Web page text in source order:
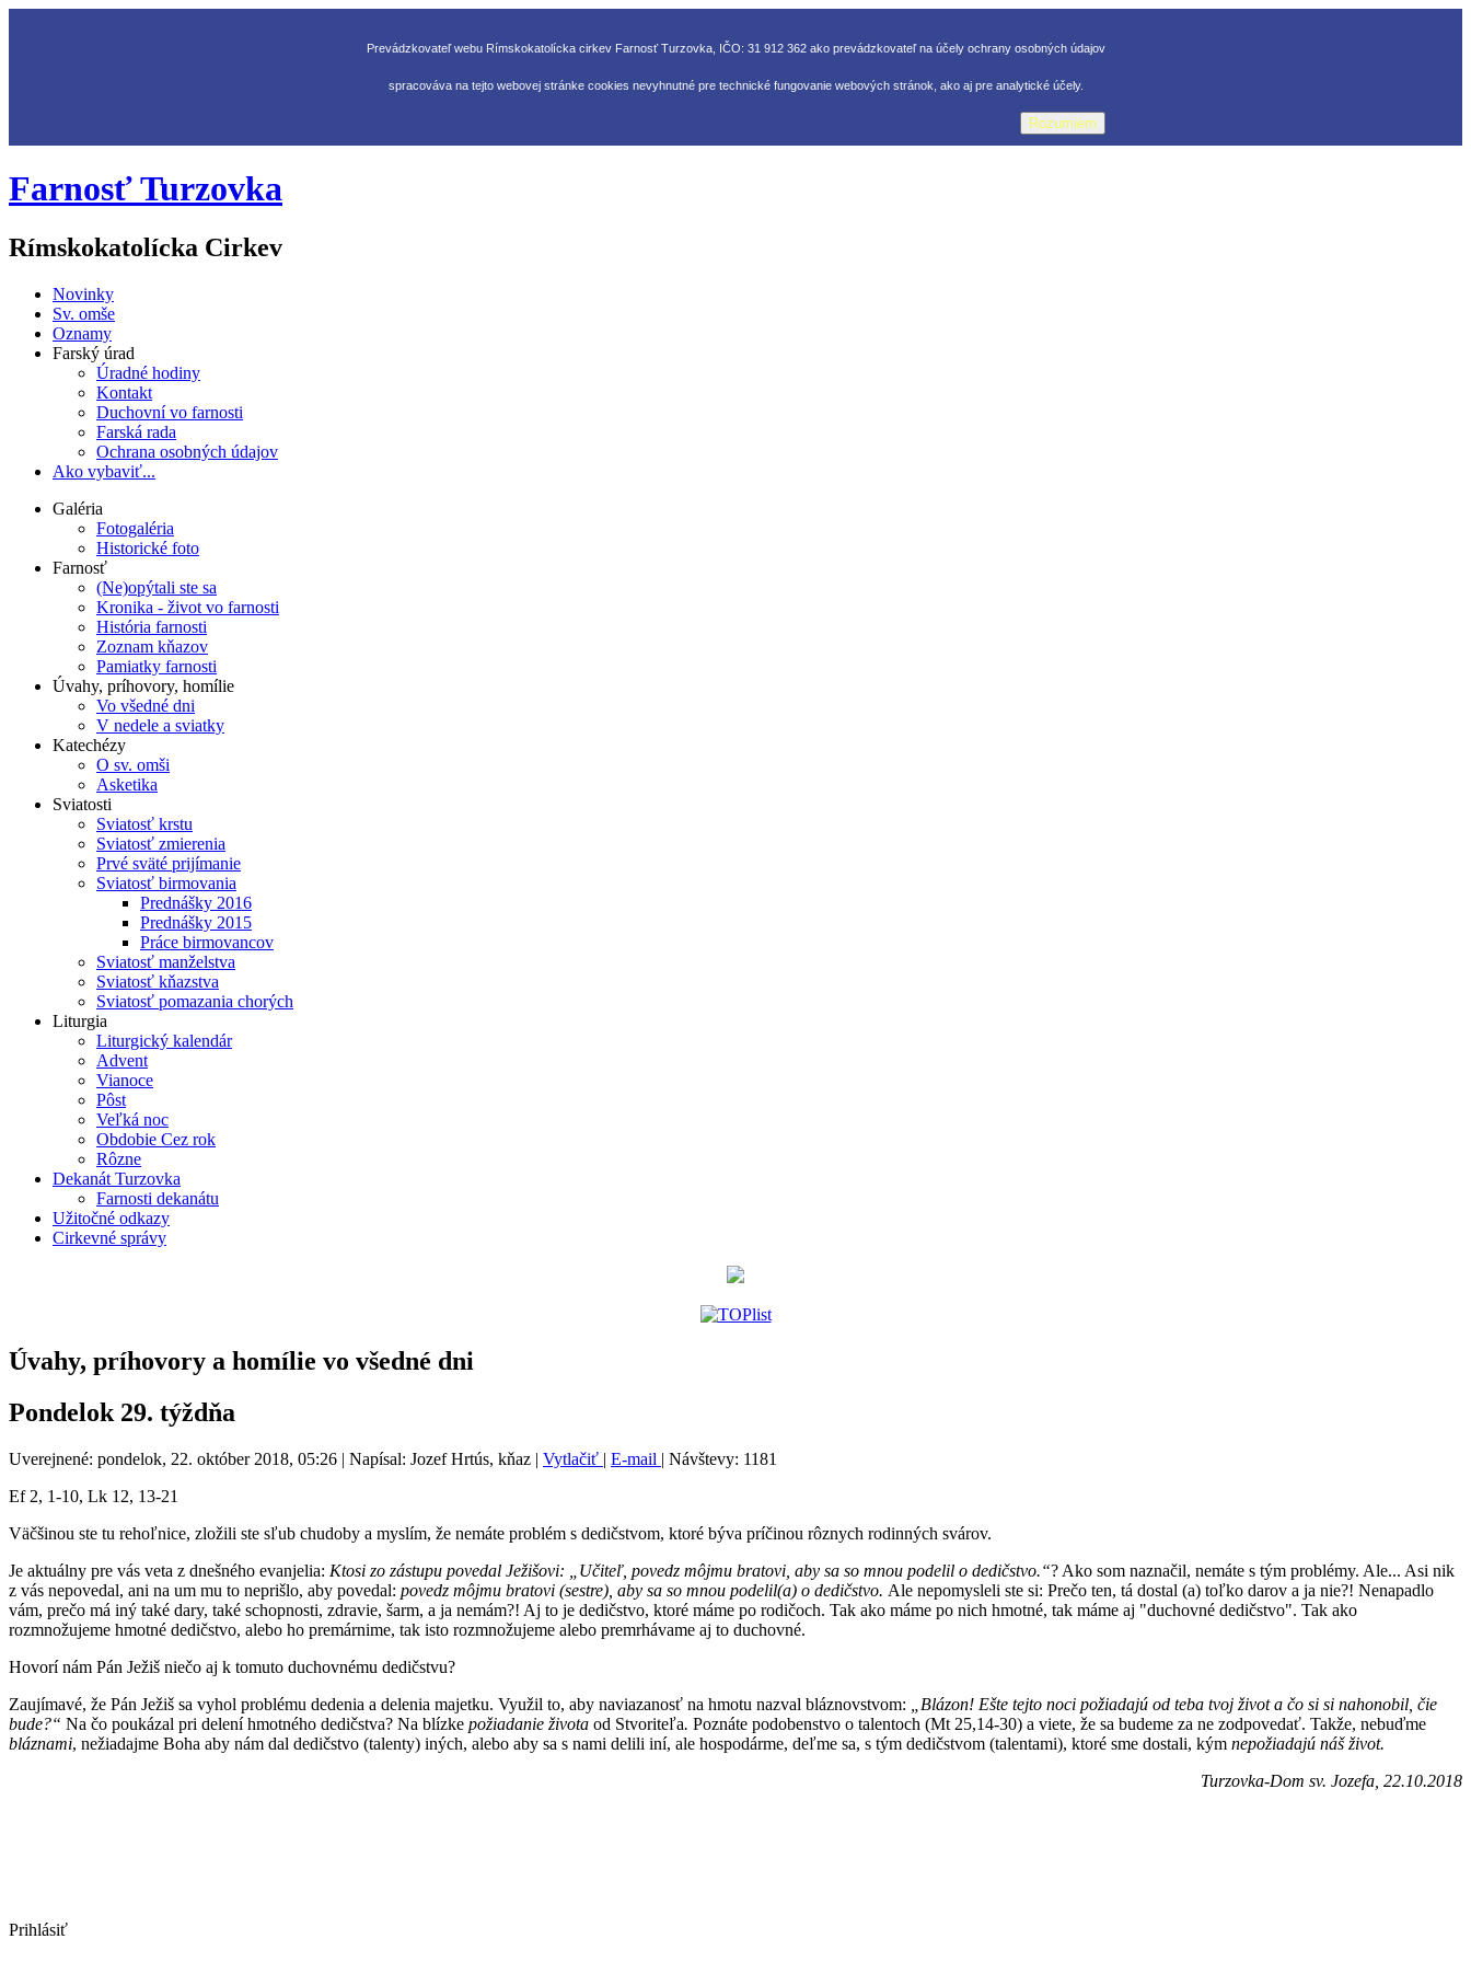
Prevádzkovateľ webu Rímskokatolícka cirkev Farnosť Turzovka, IČO: 31 912 362 ako prevádzkovateľ na účely ochrany osobných údajov
spracováva na tejto webovej stránke cookies nevyhnutné pre technické fungovanie webových stránok, ako aj pre analytické účely.
Rozumiem
Farnosť Turzovka
Rímskokatolícka Cirkev
Novinky
Sv. omše
Oznamy
Farský úrad
Úradné hodiny
Kontakt
Duchovní vo farnosti
Farská rada
Ochrana osobných údajov
Ako vybaviť...
Galéria
Fotogaléria
Historické foto
Farnosť
(Ne)opýtali ste sa
Kronika - život vo farnosti
História farnosti
Zoznam kňazov
Pamiatky farnosti
Úvahy, príhovory, homílie
Vo všedné dni
V nedele a sviatky
Katechézy
O sv. omši
Asketika
Sviatosti
Sviatosť krstu
Sviatosť zmierenia
Prvé sväté prijímanie
Sviatosť birmovania
Prednášky 2016
Prednášky 2015
Práce birmovancov
Sviatosť manželstva
Sviatosť kňazstva
Sviatosť pomazania chorých
Liturgia
Liturgický kalendár
Advent
Vianoce
Pôst
Veľká noc
Obdobie Cez rok
Rôzne
Dekanát Turzovka
Farnosti dekanátu
Užitočné odkazy
Cirkevné správy
Úvahy, príhovory a homílie vo všedné dni
Pondelok 29. týždňa
Uverejnené: pondelok, 22. október 2018, 05:26 | Napísal: Jozef Hrtús, kňaz | Vytlačiť | E-mail | Návštevy: 1181
Ef 2, 1-10, Lk 12, 13-21
Väčšinou ste tu rehoľnice, zložili ste sľub chudoby a myslím, že nemáte problém s dedičstvom, ktoré býva príčinou rôznych rodinných svárov.
Je aktuálny pre vás veta z dnešného evanjelia: Ktosi zo zástupu povedal Ježišovi: „Učiteľ, povedz môjmu bratovi, aby sa so mnou podelil o dedičstvo.“? Ako som naznačil, nemáte s tým problémy. Ale... Asi nik
z vás nepovedal, ani na um mu to neprišlo, aby povedal: povedz môjmu bratovi (sestre), aby sa so mnou podelil(a) o dedičstvo. Ale nepomysleli ste si: Prečo ten, tá dostal (a) toľko darov a ja nie?! Nenapadlo
vám, prečo má iný také dary, také schopnosti, zdravie, šarm, a ja nemám?! Aj to je dedičstvo, ktoré máme po rodičoch. Tak ako máme po nich hmotné, tak máme aj "duchovné dedičstvo". Tak ako
rozmnožujeme hmotné dedičstvo, alebo ho premárnime, tak isto rozmnožujeme alebo premrhávame aj to duchovné.
Hovorí nám Pán Ježiš niečo aj k tomuto duchovnému dedičstvu?
Zaujímavé, že Pán Ježiš sa vyhol problému dedenia a delenia majetku. Využil to, aby naviazanosť na hmotu nazval bláznovstvom:
Blázon! Ešte tejto noci požiadajú od teba tvoj život a čo si si nahonobil, čie
bude?“ Na čo poukázal pri delení hmotného dedičstva? Na blízke požiadanie života od Stvoriteľa. Poznáte podobenstvo o talentoch (Mt 25,14-30) a viete, že sa budeme za ne zodpovedať. Takže, nebuďme
bláznami, nežiadajme Boha aby nám dal dedičstvo (talenty) iných, alebo aby sa s nami delili iní, ale hospodárme, deľme sa, s tým dedičstvom (talentami), ktoré sme dostali, kým nepožiadajú náš život.
Turzovka-Dom sv. Jozefa, 22.10.2018
Prihlásiť